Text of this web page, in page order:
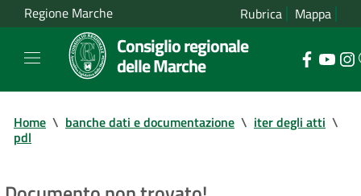
Regione Marche Rubrica Mappa
Consiglio regionale
delle Marche
Home \ banche dati e documentazione \ iter degli atti \
pdl